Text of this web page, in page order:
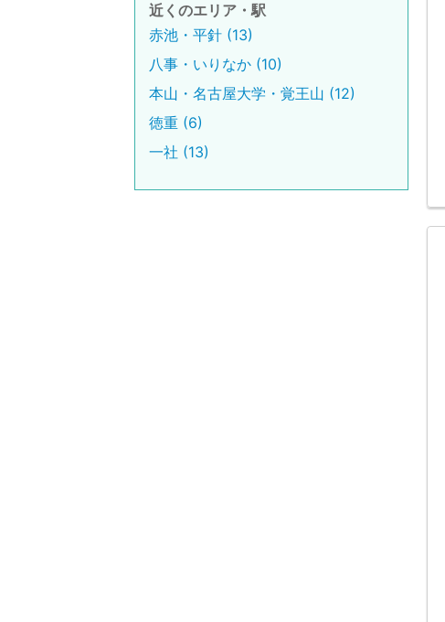
近くのエリア・駅
赤池・平針 (13)
八事・いりなか (10)
本山・名古屋大学・覚王山 (12)
徳重 (6)
一社 (13)